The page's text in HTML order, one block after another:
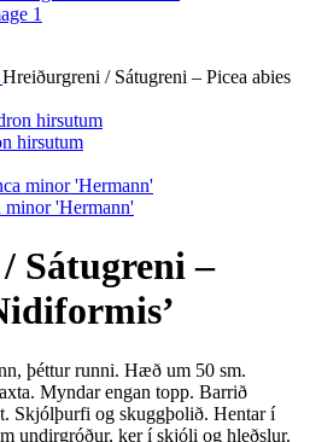
Hreiðurgreni / Sátugreni – Picea abies
hirsutum
'Hermann'
Sátugreni –
þéttur runni. Hæð um 50 sm.
Myndar engan topp. Barrið
Skjólþurfi og skuggþolið. Hentar í
undirgróður, ker í skjóli og hleðslur.